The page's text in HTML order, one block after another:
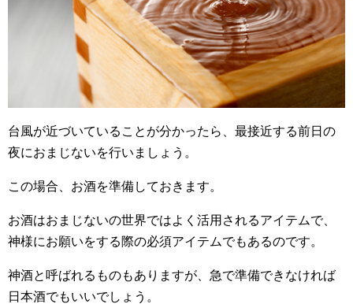
台風が近づいていることが分かったら、最接近する前日の
夜におまじないを行いましょう。
この場合、お酒を準備しておきます。
お酒はおまじないの世界ではよく活用されるアイテムで、
神様にお願いをする際の必須アイテムでもあるのです。
神酒と呼ばれるものもありますが、急で準備できなければ
日本酒でもいいでしょう。